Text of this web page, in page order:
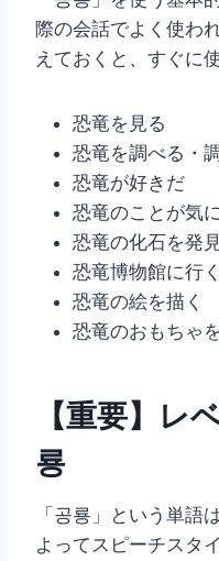
際の会話でよく使わ
えておくと、すぐに
恐竜を見る
恐竜を調べる・
恐竜が好きだ
恐竜のことが気
恐竜の化石を発
恐竜博物館に行く
恐竜の絵を描く
恐竜のおもちゃ
【重要】レ
룡
「공룡」という単語
よってスピーチスタ